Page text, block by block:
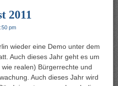
2011
pm
wieder eine Demo unter dem
Auch dieses Jahr geht es um
realen) Bürgerrechte und
Auch dieses Jahr wird